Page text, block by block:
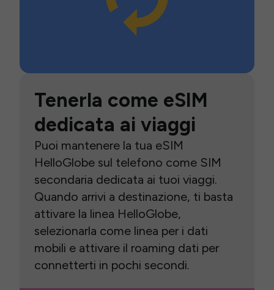
Tenerla come eSIM
dedicata ai viaggi
Puoi mantenere la tua eSIM
HelloGlobe sul telefono come SIM
secondaria dedicata ai tuoi viaggi.
Quando arrivi a destinazione, ti basta
attivare la linea HelloGlobe,
selezionarla come linea per i dati
mobili e attivare il roaming dati per
connetterti in pochi secondi.